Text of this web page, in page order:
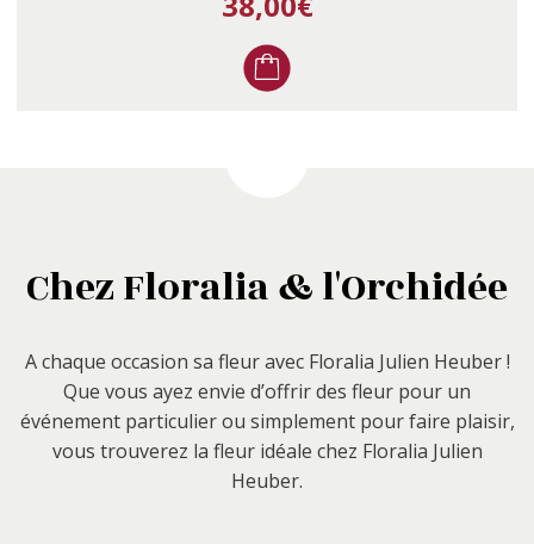
Chez Floralia & l'Orchidée
A chaque occasion sa fleur avec Floralia Julien Heuber !
Que vous ayez envie d’offrir des fleur pour un
événement particulier ou simplement pour faire plaisir,
vous trouverez la fleur idéale chez Floralia Julien
Heuber.